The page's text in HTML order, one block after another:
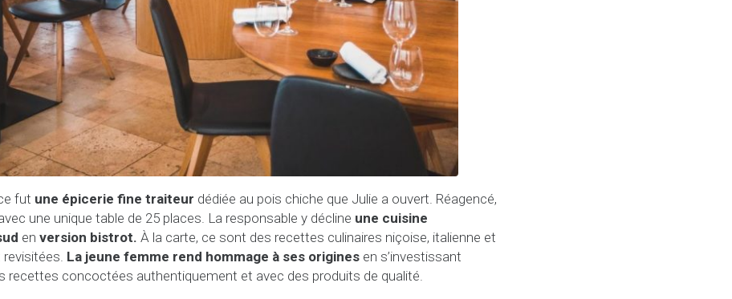
fut une épicerie fine traiteur dédiée au pois chiche que Julie a ouvert. Réagencé,
une unique table de 25 places. La responsable y décline une cuisine
en version bistrot. À la carte, ce sont des recettes culinaires niçoise, italienne et
La jeune femme rend hommage à ses origines en s’investissant
recettes concoctées authentiquement et avec des produits de qualité.